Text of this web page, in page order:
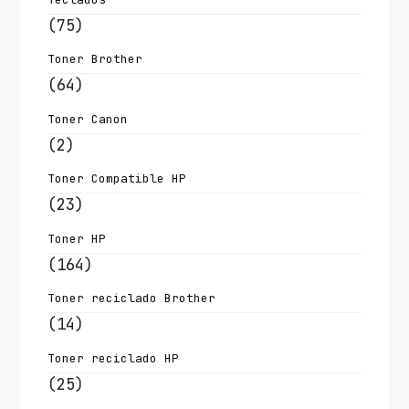
(75)
Toner Brother
(64)
Toner Canon
(2)
Toner Compatible HP
(23)
Toner HP
(164)
Toner reciclado Brother
(14)
Toner reciclado HP
(25)